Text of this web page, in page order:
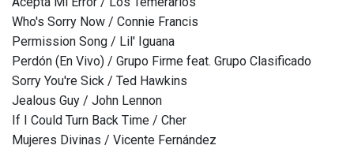
Who's Sorry Now / Connie Francis
Permission Song / Lil' Iguana
Perdón (En Vivo) / Grupo Firme feat. Grupo Clasificado
Sorry You're Sick / Ted Hawkins
Jealous Guy / John Lennon
If I Could Turn Back Time / Cher
Mujeres Divinas / Vicente Fernández